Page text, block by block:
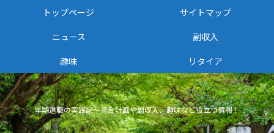
早期退職の実践記〜資金計画や副収入、趣味など役立つ情報！
トップページ
サイトマップ
ニュース
副収入
趣味
リタイア